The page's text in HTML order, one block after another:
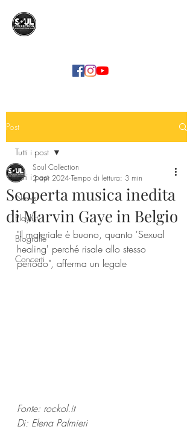
Post
Tutti i post
News
Playlist
Biografie
Concerti
Tutti i post
Scoperta musica inedita
di Marvin Gaye in Belgio
Soul Collection
2 apr 2024 Tempo di lettura: 3 min
"Il materiale è buono, quanto 'Sexual
healing' perché risale allo stesso
periodo", afferma un legale
Fonte: rockol.it
Di: Elena Palmieri